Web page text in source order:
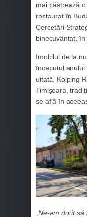
mai păstrează
restaurat în
Cercetări
binecuvântat, în
Imobilul de la
începutul anului
uitată. Kolping
Timișoara,
se află în
„Ne-am dorit